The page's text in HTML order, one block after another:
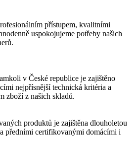
přístupem, kvalitními
uspokojujeme potřeby našich
v České republice je zajištěno
nejpřísnější technická kritéria a
zboží z našich skladů.
produktů je zajištěna dlouholetou
předními certifikovanými domácími i